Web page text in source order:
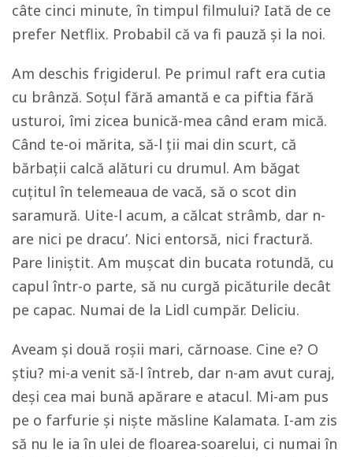
câte cinci minute, în timpul filmului? Iată de ce
prefer Netflix. Probabil că va fi pauză și la noi.
Am deschis frigiderul. Pe primul raft era cutia
cu brânză. Soțul fără amantă e ca piftia fără
usturoi, îmi zicea bunică-mea când eram mică.
Când te-oi mărita, să-l ții mai din scurt, că
bărbații calcă alături cu drumul. Am băgat
cuțitul în telemeaua de vacă, să o scot din
saramură. Uite-l acum, a călcat strâmb, dar n-
are nici pe dracu’. Nici entorsă, nici fractură.
Pare liniștit. Am mușcat din bucata rotundă, cu
capul într-o parte, să nu curgă picăturile decât
pe capac. Numai de la Lidl cumpăr. Deliciu.
Aveam și două roșii mari, cărnoase. Cine e? O
știu? mi-a venit să-l întreb, dar n-am avut curaj,
deși cea mai bună apărare e atacul. Mi-am pus
pe o farfurie și niște măsline Kalamata. I-am zis
să nu le ia în ulei de floarea-soarelui, ci numai în